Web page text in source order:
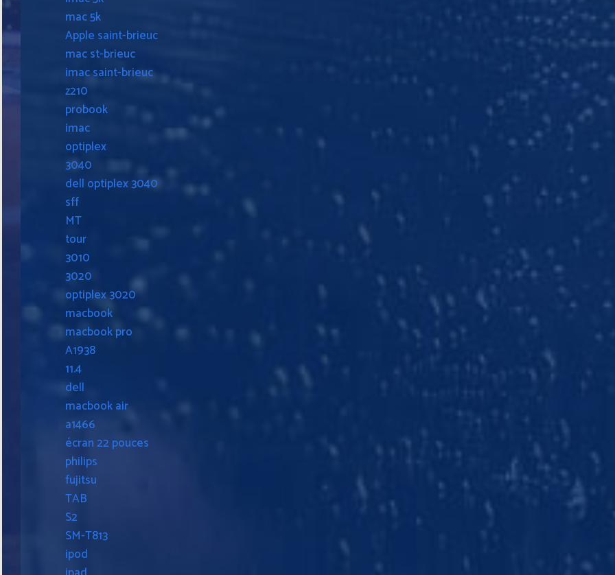
mac 5k
Apple saint-brieuc
mac st-brieuc
imac saint-brieuc
z210
probook
imac
optiplex
3040
dell optiplex 3040
sff
MT
tour
3010
3020
optiplex 3020
macbook
macbook pro
A1938
11.4
dell
macbook air
a1466
écran 22 pouces
philips
fujitsu
TAB
S2
SM-T813
ipod